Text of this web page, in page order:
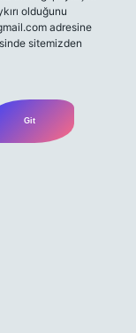
olduğunu
adresine
sitemizden